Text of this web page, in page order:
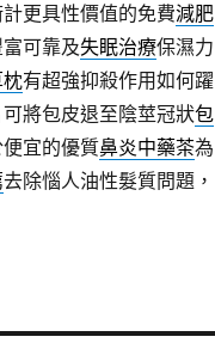
更具性價值的免費減肥
可靠及失眠治療保濕力
有超強抑殺作用如何躍
將包皮退至陰莖冠狀包
宜的優質鼻炎中藥茶為
去除惱人油性髮質問題，